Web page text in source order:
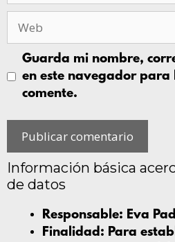
Guarda mi nombre,
en este navegador
comente.
Información básica
de datos
Responsable: Eva
Finalidad: Para